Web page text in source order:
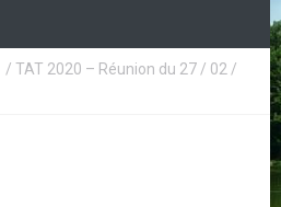
/ TAT 2020 – Réunion du 27 / 02 /